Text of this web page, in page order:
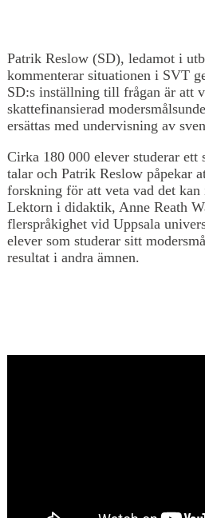
Patrik Reslow (SD), ledamot i
kommenterar situationen i SVT
SD:s inställning till frågan är att
skattefinansierad
ersättas med undervisning av
Cirka 180 000 elever studerar ett
talar och Patrik Reslow påpekar
forskning för att veta vad det kan
Lektorn i didaktik, Anne Reath
flerspråkighet vid Uppsala
elever som studerar sitt
resultat i andra ämnen.